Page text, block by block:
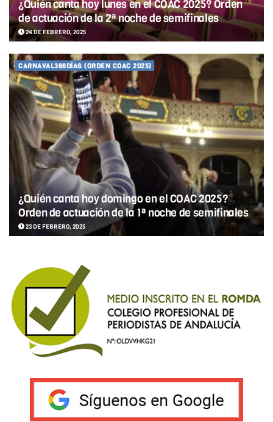
¿Quién canta hoy lunes en el COAC 2025? Orden
de actuación de la 2ª noche de semifinales
24 DE FEBRERO, 2025
CARNAVAL366DÍAS (ORDEN COAC 2025)
¿Quién canta hoy domingo en el COAC 2025?
Orden de actuación de la 1ª noche de semifinales
23 DE FEBRERO, 2025